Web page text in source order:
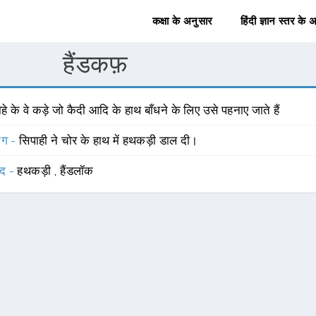
कक्षा के अनुसार हिंदी ज्ञान स्तर के
हैंडकफ़
के वे कड़े जो कैदी आदि के हाथ बाँधने के लिए उसे पहनाए जाते हैं
-सिपाही ने चोर के हाथ में हथकड़ी डाल दी।
-हथकड़ी ,हैंडलॉक